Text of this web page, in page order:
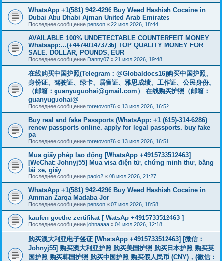
WhatsApp +1(581) 942-4296 Buy Weed Hashish Cocaine in
Dubai Abu Dhabi Ajman United Arab Emirates
Последнее сообщение penson « 22 июл 2026, 18:44
AVAILABLE 100% UNDETECTABLE COUNTERFEIT MONEY
Whatsapp:…(+447401473736) TOP QUALITY MONEY FOR
SALE. DOLLAR, POUNDS, EUR
Последнее сообщение Danny07 « 21 июл 2026, 19:48
在线购买中国护照(Telegram：@Globaldocs16)购买中国护照、
身份证、驾驶证、绿卡、居留证、雅思成绩、工作证、公民身份。
（邮箱： guanyuguohai@gmail.com ） 在线购买护照（邮箱：
guanyuguohai@
Последнее сообщение toretovon76 « 13 июл 2026, 16:52
Buy real and fake Passports (WhatsApp: +1 (615)-314-6286)
renew passports online, apply for legal passports, buy fake
pa
Последнее сообщение toretovon76 « 13 июл 2026, 16:51
Mua giấy phép lao động [WhatsApp +4915733512463]
[WeChat: Johnyj55] Mua visa điện tử, chứng minh thư, bằng
lái xe, giấy
Последнее сообщение paolo2 « 08 июл 2026, 21:27
WhatsApp +1(581) 942-4296 Buy Weed Hashish Cocaine in
Amman Zarqa Madaba Jor
Последнее сообщение penson « 07 июл 2026, 18:58
kaufen goethe zertifikat [ WatsAp +4915733512463 ]
Последнее сообщение johnaaaa « 04 июл 2026, 12:18
购买澳大利亚电子签证 [WhatsApp +4915733512463] [微信：
Johnyj55] 购买澳大利亚护照 购买美国护照 购买日本护照 购买英
国护照 购买韩国护照 购买中国护照 购买假人民币 (CNY)，(微信：